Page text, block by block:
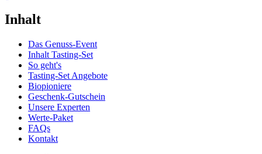
Inhalt
Das Genuss-Event
Inhalt Tasting-Set
So geht's
Tasting-Set Angebote
Biopioniere
Geschenk-Gutschein
Unsere Experten
Werte-Paket
FAQs
Kontakt